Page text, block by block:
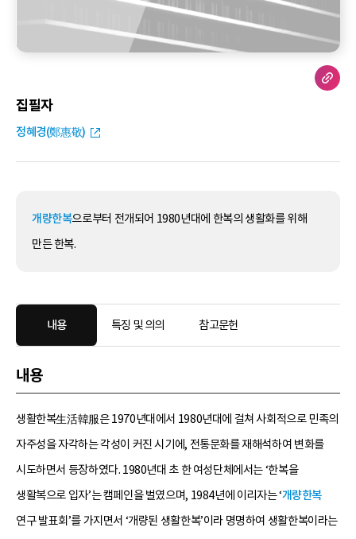
집필자
정혜경(鄭惠敬)
개량한복으로부터 전개되어 1980년대에 한복의 생활화를 위해
만든 한복.
내용 특징 및 의의 참고문헌
내용
생활한복生活韓服은 1970년대에서 1980년대에 걸쳐 사회적으로 민족의
자주성을 자각하는 각성이 커진 시기에, 전통문화를 재해석하여 변화를
시도하면서 등장하였다. 1980년대 초 한 여성단체에서는 ‘한복을
생활복으로 입자’는 캠페인을 벌였으며, 1984년에 이리자는 ‘개량한복
연구 발표회’를 가지면서 ‘개량된 생활한복’이라 명명하여 생활한복이라는